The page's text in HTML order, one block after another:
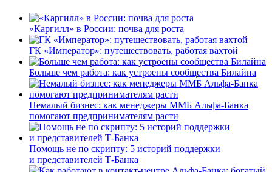
«Каргилл» в России: почва для роста
ГК «Император»: путешествовать, работая вахтой
Больше чем работа: как устроены сообщества Билайна
Немалый бизнес: как менеджеры ММБ Альфа-Банка
помогают предпринимателям расти
Помощь не по скрипту: 5 историй поддержки
и представителей Т-Банка